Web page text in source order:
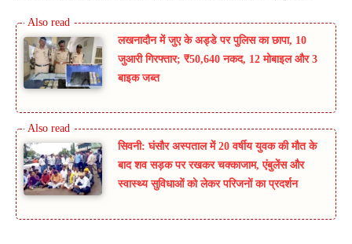
लखनादौन में जुए के अड्डे पर पुलिस का छापा, 10
जुआरी गिरफ्तार; ₹50,640 नकद, 12 मोबाइल और 3
बाइक जब्त
सिवनी: घंसौर अस्पताल में 20 वर्षीय युवक की मौत के
बाद शव सड़क पर रखकर चक्काजाम, एंबुलेंस और
स्वास्थ्य सुविधाओं को लेकर परिजनों का प्रदर्शन